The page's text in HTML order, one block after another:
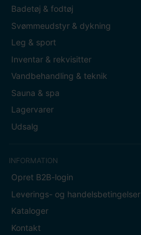
Badetøj & fodtøj
Svømmeudstyr & dykning
Leg & sport
Inventar & rekvisitter
Vandbehandling & teknik
Sauna & spa
Lagervarer
Udsalg
INFORMATION
Opret B2B-login
Leverings- og handelsbetingelser
Kataloger
Kontakt